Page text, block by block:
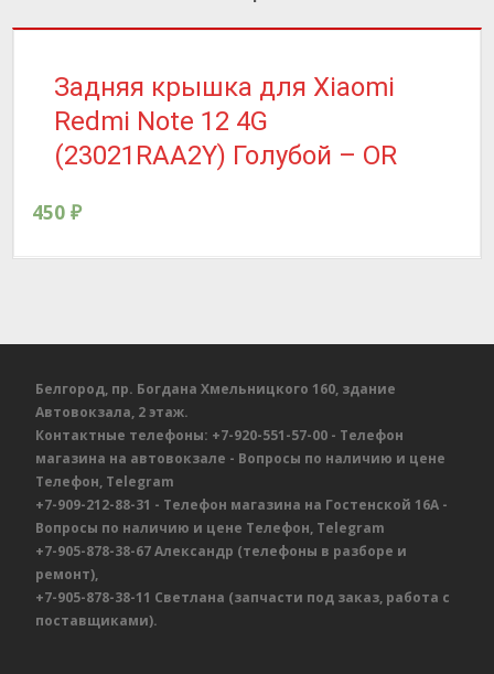
Задняя крышка для Xiaomi
Redmi Note 12 4G
(23021RAA2Y) Голубой – OR
450 ₽
Белгород, пр. Богдана Хмельницкого 160, здание
Автовокзала, 2 этаж.
Контактные телефоны: +7-920-551-57-00 - Телефон
магазина на автовокзале - Вопросы по наличию и цене
Телефон, Telegram
+7-909-212-88-31 - Телефон магазина на Гостенской 16А -
Вопросы по наличию и цене Телефон, Telegram
+7-905-878-38-67Александр (телефоны в разборе и
ремонт),
+7-905-878-38-11 Светлана (запчасти под заказ, работа с
поставщиками).